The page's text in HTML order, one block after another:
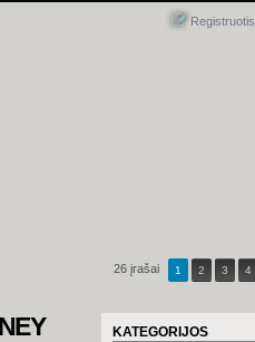
Registruotis
26 įrašai 1 2 3 4
KATEGORIJOS